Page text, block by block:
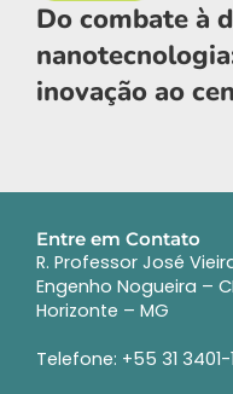
Do combate à
inovação ao
Entre em Contato
R. Professor José
Engenho Nogueira –
Horizonte – MG
Telefone: +55 31 3401-